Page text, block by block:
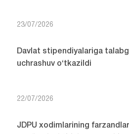
23/07/2026
Davlat stipendiyalariga
uchrashuv o‘tkazildi
22/07/2026
JDPU xodimlarining